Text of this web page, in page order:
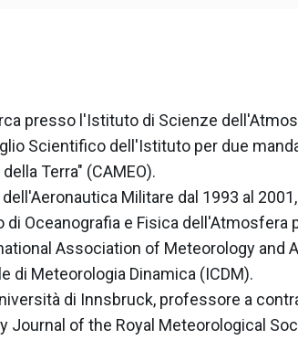
presso l'Istituto di Scienze
Scientifico dell'Istituto per due
Terra" (CAMEO).
Militare dal 1993 al
di Oceanografia e Fisica
Association of Meteorology
di Meteorologia Dinamica (ICDM).
di Innsbruck, professore a
Journal of the Royal Meteorological